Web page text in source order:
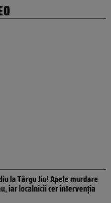
la Târgu Jiu! Apele murdare
iar localnicii cer intervenția